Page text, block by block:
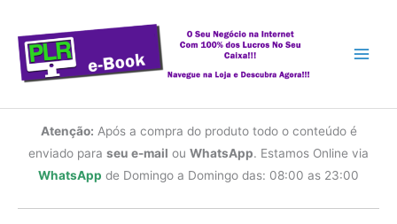
conteúdo
Atenção: Após a compra do produto todo o conteúdo é
enviado para seu e-mail ou WhatsApp. Estamos Online via
WhatsApp de Domingo a Domingo das: 08:00 as 23:00